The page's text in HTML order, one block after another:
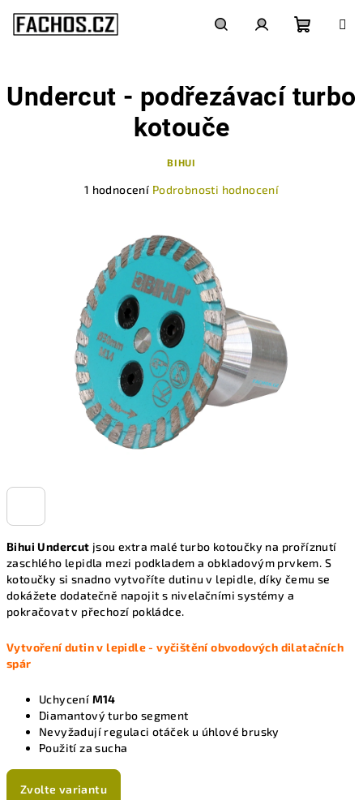
obsah
košík
Bihui Undercut jsou extra malé turbo kotoučky na proříznutí
zaschlého lepidla mezi podkladem a obkladovým prvkem. S
kotoučky si snadno vytvoříte dutinu v lepidle, díky čemu se
dokážete dodatečně napojit s nivelačními systémy a
pokračovat v přechozí pokládce.
Vytvoření dutin v lepidle - vyčištění obvodových dilatačních
spár
Uchycení M14
Diamantový turbo segment
Nevyžadují regulaci otáček u úhlové brusky
Použití za sucha
Zvolte variantu
Undercut - podřezávací turbo
kotouče
BIHUI
1 hodnocení Podrobnosti hodnocení